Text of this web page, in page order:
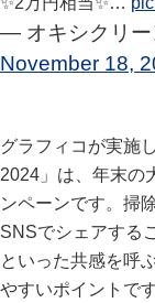
— オキシクリー
November 18,
グラフィコが実施
2024」は、年末の
ンペーンです。掃
SNSでシェアする
といった共感を呼
やすいポイントです